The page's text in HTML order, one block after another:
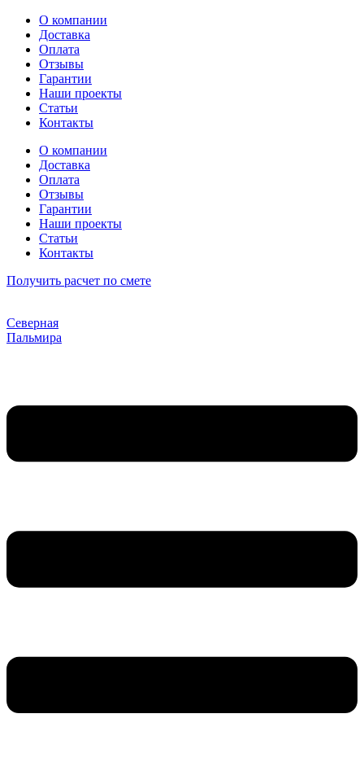
Перейти
содержимому
О компании
Доставка
Оплата
Отзывы
Гарантии
Наши проекты
Статьи
Контакты
О компании
Доставка
Оплата
Отзывы
Гарантии
Наши проекты
Статьи
Контакты
Получить расчет по смете
Северная
Пальмира